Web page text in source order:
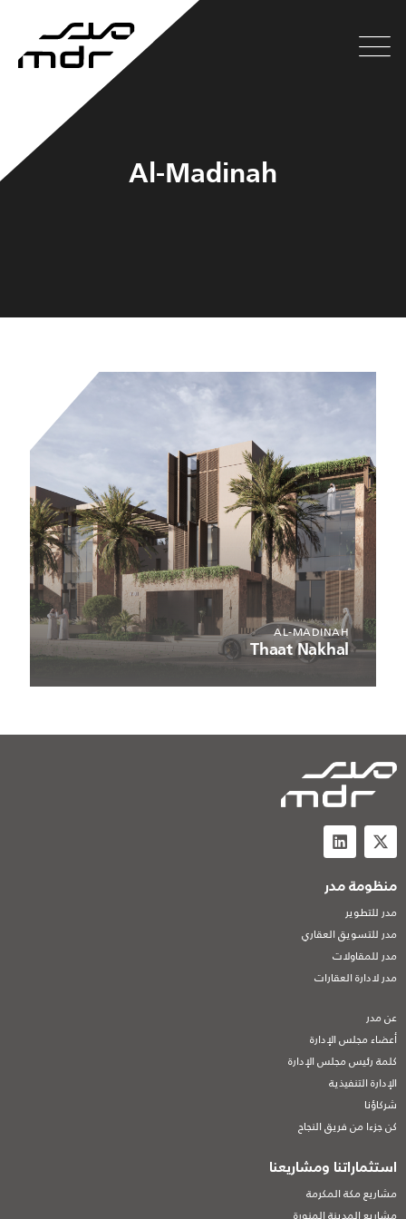
Al-Madinah
AL-MADINAH
Thaat Nakhal
منظومة مدر
مدر للتطوير
مدر للتسويق العقاري
مدر للمقاولات
مدر لادارة العقارات
عن مدر
أعضاء مجلس الإدارة
كلمة رئيس مجلس الإدارة
الإدارة التنفيذية
شركاؤنا
كن جزءا من فريق النجاح
استثماراتنا ومشاريعنا
مشاريع مكة المكرمة